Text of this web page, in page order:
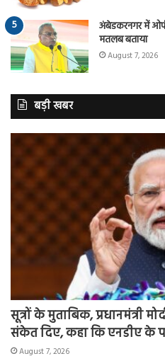
अंबेडकरनगर में
मतलब बताया
August 7, 2026
बड़ी खबर
सूत्रों के मुताबिक, प्रधानमंत्री
संकेत दिए, कहा कि एनडीए के
August 7, 2026